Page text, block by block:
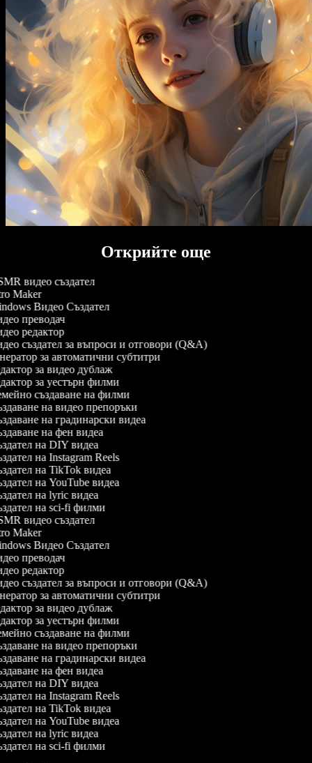
Открийте още
видео създател
Maker
Видео Създател
преводач
редактор
създател за въпроси и отговори (Q&A)
за автоматични субтитри
за видео дублаж
за уестърн филми
създаване на филми
на видео препоръки
на градинарски видеа
на фен видеа
на DIY видеа
на Instagram Reels
на TikTok видеа
на YouTube видеа
на lyric видеа
на sci-fi филми
видео създател
Maker
Видео Създател
преводач
редактор
създател за въпроси и отговори (Q&A)
за автоматични субтитри
за видео дублаж
за уестърн филми
създаване на филми
на видео препоръки
на градинарски видеа
на фен видеа
на DIY видеа
на Instagram Reels
на TikTok видеа
на YouTube видеа
на lyric видеа
на sci-fi филми